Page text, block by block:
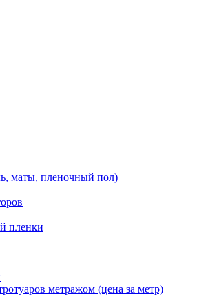
маты, пленочный пол)
пленки
метражом (цена за метр)